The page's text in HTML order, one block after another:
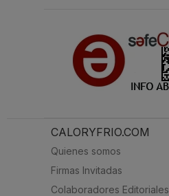
CALORYFRIO.COM
Quienes somos
Firmas Invitadas
Colaboradores Editoriales